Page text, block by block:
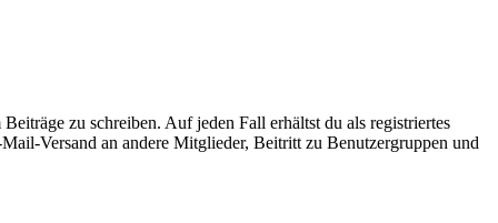
zu schreiben. Auf jeden Fall erhältst du als registriertes
Versand an andere Mitglieder, Beitritt zu Benutzergruppen und